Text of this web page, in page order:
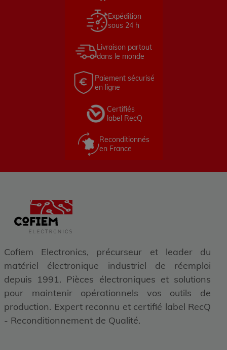
Expédition
sous 24 h
Livraison partout
dans le monde
Paiement sécurisé
en ligne
Certifiés
label RecQ
Reconditionnés
en France
Cofiem Electronics, précurseur et leader du
matériel électronique industriel de réemploi
depuis 1991. Pièces électroniques et solutions
pour maintenir opérationnels vos outils de
production. Expert reconnu et certifié label RecQ
- Reconditionnement de Qualité.